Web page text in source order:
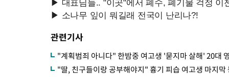
관련기사
"계획범죄 아니다" 한밤중 여고생 '묻지마 살해' 20대
"딸, 친구들이랑 공부해야지" 흉기 피습 여고생 마지막